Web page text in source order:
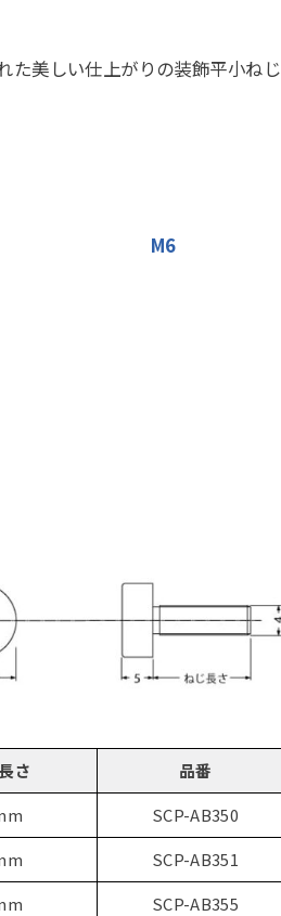
た美しい仕上がりの装飾平小ねじ
M6
さ 品番
SCP-AB350
SCP-AB351
SCP-AB355